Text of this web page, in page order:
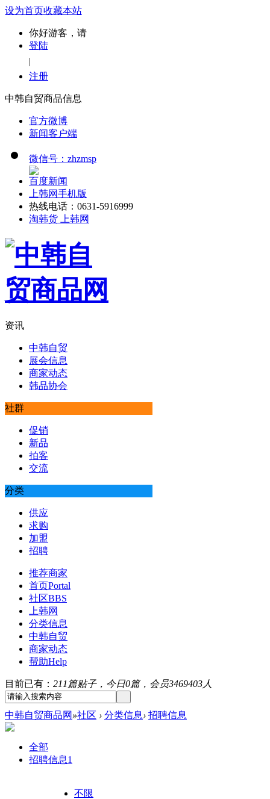
设为首页收藏本站
你好游客，请
登陆
|
注册
中韩自贸商品信息
官方微博
新闻客户端
微信号：zhzmsp
百度新闻
上韩网手机版
热线电话：0631-5916999
淘韩货 上韩网
资讯
中韩自贸
展会信息
商家动态
韩品协会
社群
促销
新品
拍客
交流
分类
供应
求购
加盟
招聘
推荐商家
首页Portal
社区BBS
上韩网
分类信息
中韩自贸
商家动态
帮助Help
目前已有： 211篇贴子，今日0篇，会员3469403人
中韩自贸商品网 »社区 › 分类信息› 招聘信息
全部
招聘信息1
不限